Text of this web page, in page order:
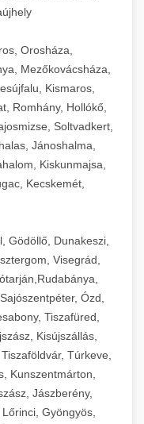
Orosháza,
Mezőkovácsháza,
Kismaros,
Romhány, Hollókő,
Soltvadkert,
Jánoshalma,
Kiskunmajsa,
Kecskemét,
Gödöllő, Dunakeszi,
Visegrád,
Ózd,
Tiszafüred,
Kisújszállás,
Túrkeve,
Kunszentmárton,
Jászberény,
Gyöngyös,